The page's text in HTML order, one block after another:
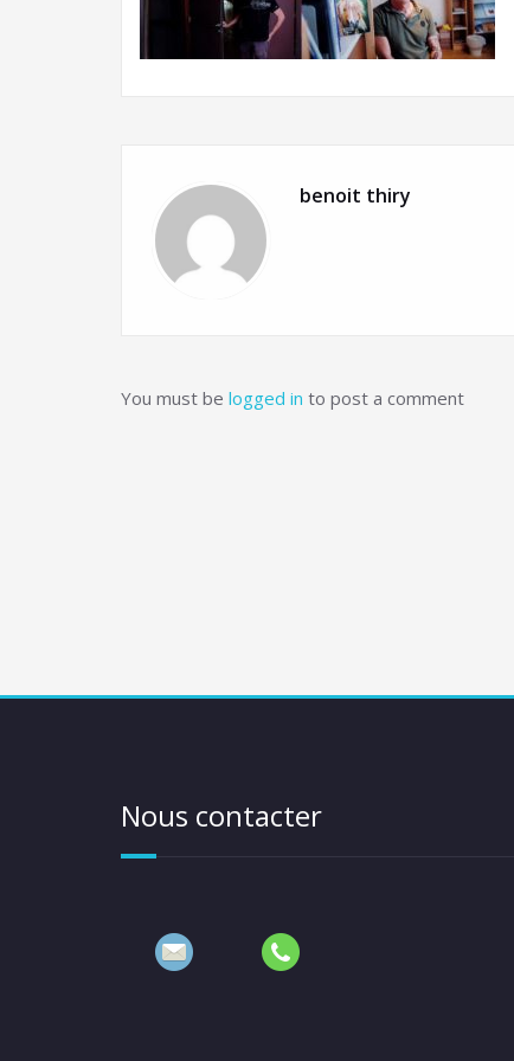
benoit thiry
You must be logged in to post a comment
Nous contacter